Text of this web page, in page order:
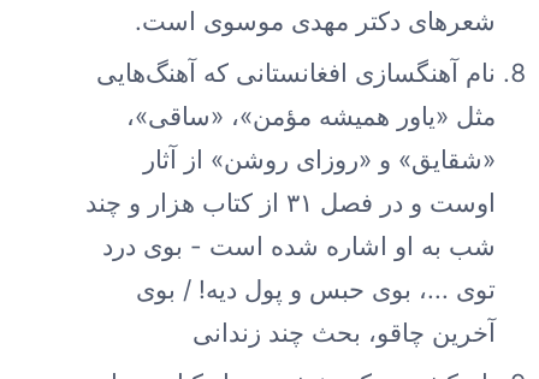
شعرهای دکتر مهدی موسوی است.
نام آهنگسازی افغانستانی که آهنگ‌هایی
مثل «یاور همیشه مؤمن»، «ساقی»،
«شقایق» و «روزای روشن» از آثار
اوست و در فصل ۳۱ از کتاب هزار و چند
شب به او اشاره شده است - بوی درد
توی ...، بوی حبس و پول دیه! / بوی
آخرین چاقو، بحث چند زندانی